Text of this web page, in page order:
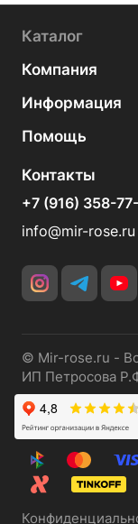
Каталог
Компания
Информация
Помощь
Контакты
+7 (916) 358-
info@mir-rose.ru
© Mir-rose.ru -
ИП Петросова